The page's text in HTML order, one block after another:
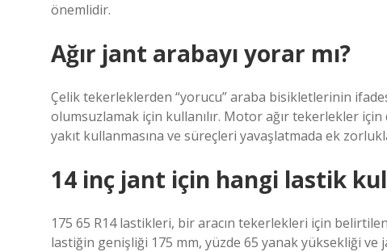
önemlidir.
Ağır jant arabayı yorar mı?
Çelik tekerleklerden “yorucu” araba bisikletlerinin
olumsuzlamak için kullanılır. Motor ağır tekerlekler
yakıt kullanmasına ve süreçleri yavaşlatmada ek
14 inç jant için hangi lastik
175 65 R14 lastikleri, bir aracın tekerlekleri için
lastiğin genişliği 175 mm, yüzde 65 yanak yüksekliği